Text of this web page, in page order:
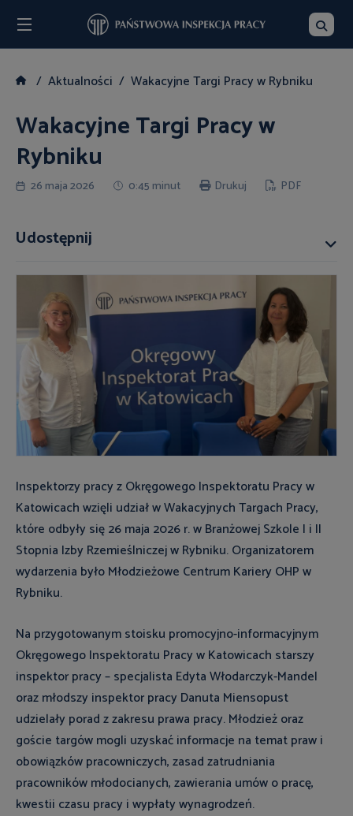
Aktualności Wakacyjne Targi Pracy w Rybniku
Wakacyjne Targi Pracy w
Rybniku
26 maja 2026 0:45 minut Drukuj PDF
Inspektorzy pracy z Okręgowego Inspektoratu Pracy w
Katowicach wzięli udział w Wakacyjnych Targach Pracy,
które odbyły się 26 maja 2026 r. w Branżowej Szkole I i II
Stopnia Izby Rzemieślniczej w Rybniku. Organizatorem
wydarzenia było Młodzieżowe Centrum Kariery OHP w
Rybniku.
Na przygotowanym stoisku promocyjno-informacyjnym
Okręgowego Inspektoratu Pracy w Katowicach starszy
inspektor pracy – specjalista Edyta Włodarczyk-Mandel
oraz młodszy inspektor pracy Danuta Miensopust
udzielały porad z zakresu prawa pracy. Młodzież oraz
goście targów mogli uzyskać informacje na temat praw i
obowiązków pracowniczych, zasad zatrudniania
pracowników młodocianych, zawierania umów o pracę,
kwestii czasu pracy i wypłaty wynagrodzeń.
Udostępnij
Szukaj